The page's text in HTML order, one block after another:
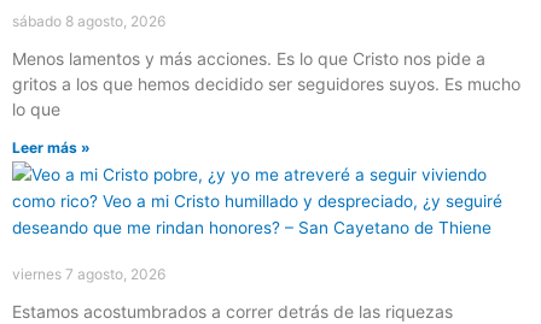
sábado 8 agosto, 2026
Menos lamentos y más acciones. Es lo que Cristo nos pide a
gritos a los que hemos decidido ser seguidores suyos. Es mucho
lo que
Leer más »
viernes 7 agosto, 2026
Estamos acostumbrados a correr detrás de las riquezas